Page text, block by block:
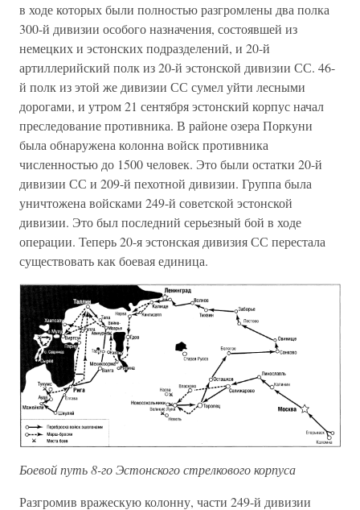
в ходе которых были полностью разгромлены два полка
300-й дивизии особого назначения, состоявшей из
немецких и эстонских подразделений, и 20-й
артиллерийский полк из 20-й эстонской дивизии СС. 46-
й полк из этой же дивизии СС сумел уйти лесными
дорогами, и утром 21 сентября эстонский корпус начал
преследование противника. В районе озера Поркуни
была обнаружена колонна войск противника
численностью до 1500 человек. Это были остатки 20-й
дивизии СС и 209-й пехотной дивизии. Группа была
уничтожена войсками 249-й советской эстонской
дивизии. Это был последний серьезный бой в ходе
операции. Теперь 20-я эстонская дивизия СС перестала
существовать как боевая единица.
Боевой путь 8-го Эстонского стрелкового корпуса
Разгромив вражескую колонну, части 249-й дивизии